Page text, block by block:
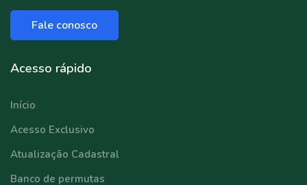
Fale conosco
Acesso rápido
Início
Acesso Exclusivo
Atualização Cadastral
Banco de permutas